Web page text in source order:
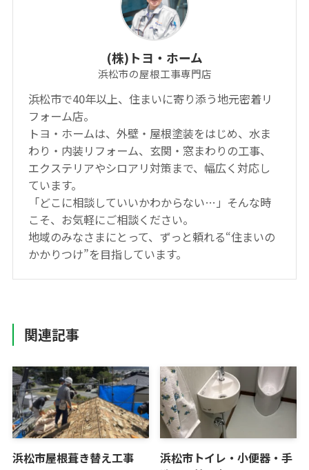
(株)トヨ・ホーム
浜松市の屋根工事専門店
浜松市で40年以上、住まいに寄り添う地元密着リ
フォーム店。
トヨ・ホームは、外壁・屋根塗装をはじめ、水ま
わり・内装リフォーム、玄関・窓まわりの工事、
エクステリアやシロアリ対策まで、幅広く対応し
ています。
「どこに相談していいかわからない…」そんな時
こそ、お気軽にご相談ください。
地域のみなさまにとって、ずっと頼れる“住まいの
かかりつけ”を目指しています。
関連記事
浜松市屋根葺き替え工事
浜松市トイレ・小便器・手